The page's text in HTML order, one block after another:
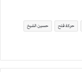
حركة فتح حسين الشيخ